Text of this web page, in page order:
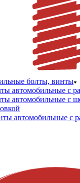
болты, винты
автомобильные с
автомобильные с
автомобильные с